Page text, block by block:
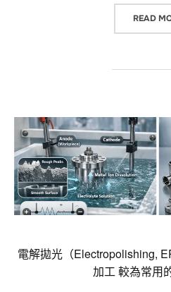
READ
電解拋光（Electropolishing,
加工 較為常用